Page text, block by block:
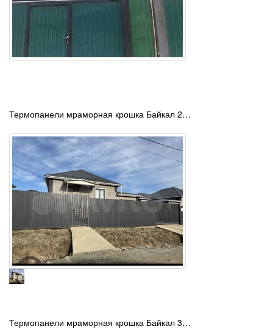
Термопанели мраморная крошка Байкал 2…
Термопанели мраморная крошка Байкал 3…